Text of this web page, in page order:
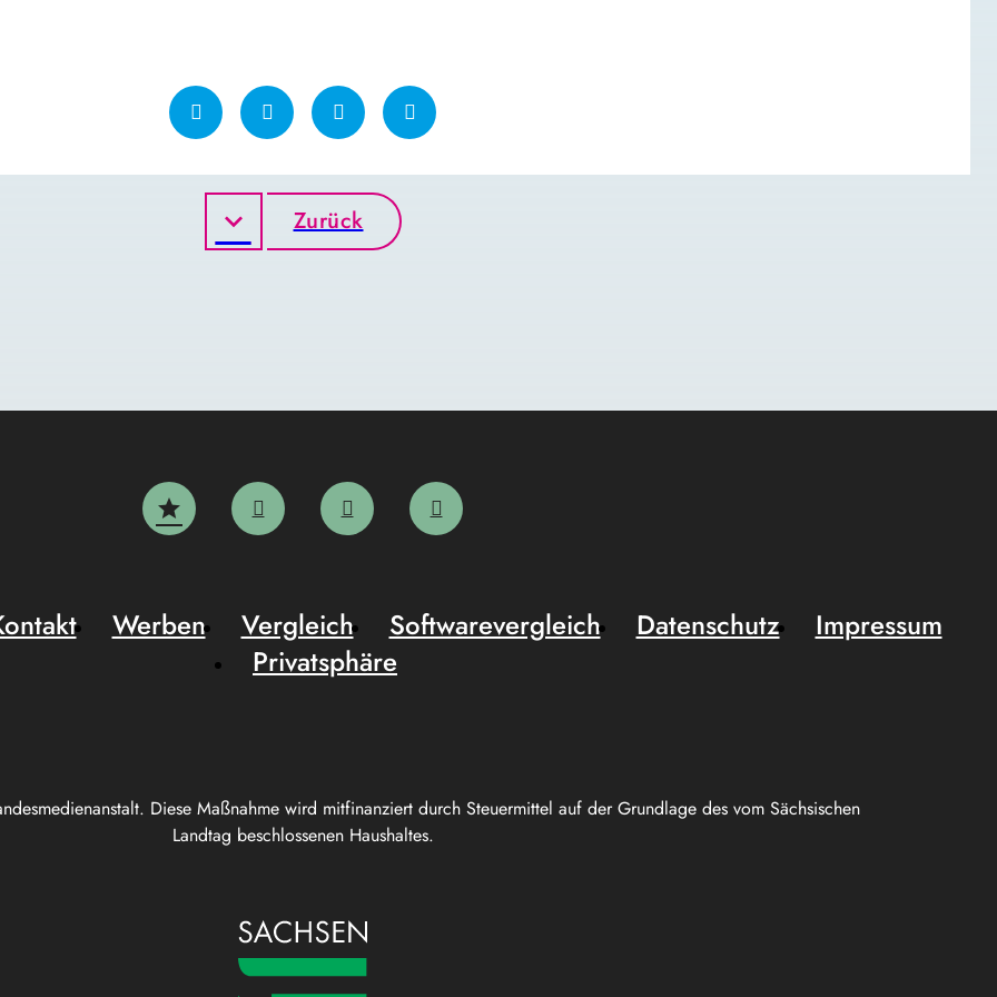
Zurück
Diese Maßnahme wird mitfinanziert durch Steuermittel auf der Grundlage des vom Sächsischen
Landtag beschlossenen Haushaltes.
Werben Vergleich Softwarevergleich Datenschutz
Impressum
Privatsphäre